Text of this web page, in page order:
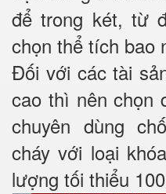
để trong két, từ
chọn thể tích bao
Đối với các tài
cao thì nên chọn
chuyên dùng
cháy với loại
lượng tối thiểu